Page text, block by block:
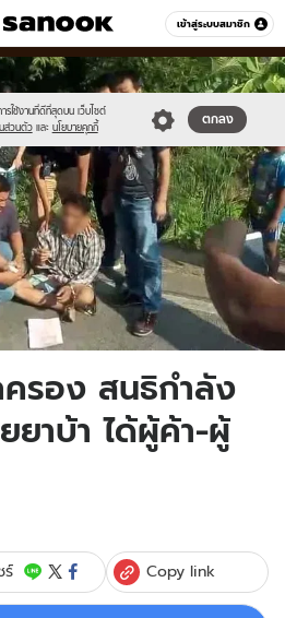
เข้าสู่ระบบสมาชิก
หมวดอื่นๆ
รใช้งานที่ดีที่สุดบน เว็บไซต์
นส่วนตัว และ นโยบายคุกกี้
ตกลง
logo-
14.jpg
รอง สนธิกำลัง
ยาบ้า ได้ผู้ค้า-ผู้
ร์ Copy link